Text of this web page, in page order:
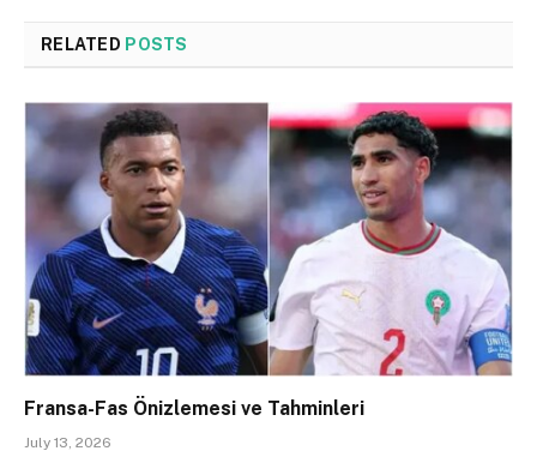
RELATED POSTS
Fransa-Fas Önizlemesi ve Tahminleri
July 13, 2026